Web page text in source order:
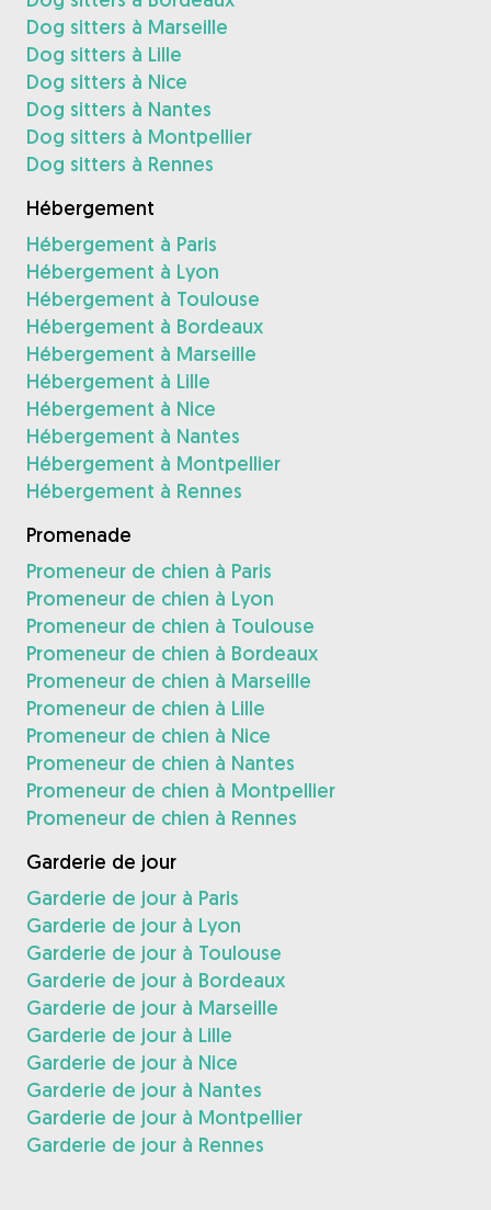
Dog sitters à Marseille
Dog sitters à Lille
Dog sitters à Nice
Dog sitters à Nantes
Dog sitters à Montpellier
Dog sitters à Rennes
Hébergement
Hébergement à Paris
Hébergement à Lyon
Hébergement à Toulouse
Hébergement à Bordeaux
Hébergement à Marseille
Hébergement à Lille
Hébergement à Nice
Hébergement à Nantes
Hébergement à Montpellier
Hébergement à Rennes
Promenade
Promeneur de chien à Paris
Promeneur de chien à Lyon
Promeneur de chien à Toulouse
Promeneur de chien à Bordeaux
Promeneur de chien à Marseille
Promeneur de chien à Lille
Promeneur de chien à Nice
Promeneur de chien à Nantes
Promeneur de chien à Montpellier
Promeneur de chien à Rennes
Garderie de jour
Garderie de jour à Paris
Garderie de jour à Lyon
Garderie de jour à Toulouse
Garderie de jour à Bordeaux
Garderie de jour à Marseille
Garderie de jour à Lille
Garderie de jour à Nice
Garderie de jour à Nantes
Garderie de jour à Montpellier
Garderie de jour à Rennes